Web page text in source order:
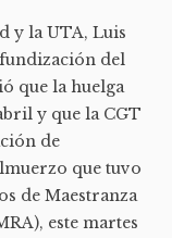
y la UTA, Luis
del
que la huelga
y que la CGT
de
que tuvo
de Maestranza
este martes